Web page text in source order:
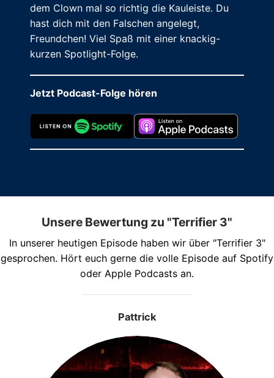
dem Clown mal so richtig die Kauleiste. Du
hast dich mit den Falschen angelegt,
Freundchen! Viel Spaß mit einer knackig-
kurzen Spotlight-Folge.
Jetzt Podcast-Folge hören
Unsere Bewertung zu "Terrifier 3"
In unserer heutigen Episode haben wir über "Terrifier 3"
gesprochen. Hört euch gerne die volle Episode auf Spotify
oder Apple Podcasts an.
Pattrick